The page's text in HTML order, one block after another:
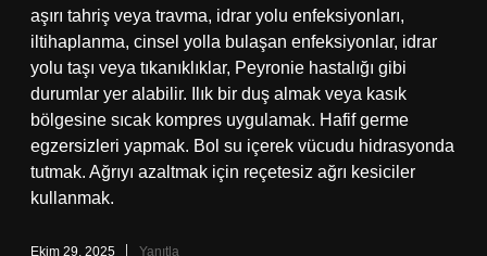
aşırı tahriş veya travma, idrar yolu enfeksiyonları,
iltihaplanma, cinsel yolla bulaşan enfeksiyonlar, idrar
yolu taşı veya tıkanıklıklar, Peyronie hastalığı gibi
durumlar yer alabilir. Ilık bir duş almak veya kasık
bölgesine sıcak kompres uygulamak. Hafif germe
egzersizleri yapmak. Bol su içerek vücudu hidrasyonda
tutmak. Ağrıyı azaltmak için reçetesiz ağrı kesiciler
kullanmak.
Ekim 29, 2025 Yanıtla